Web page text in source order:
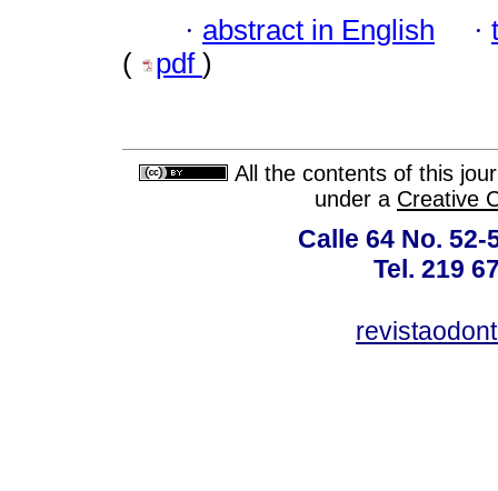
· abstract in English ·
(
pdf )
All the contents of this
under a Creative
Calle 64 No. 52-
Tel. 219